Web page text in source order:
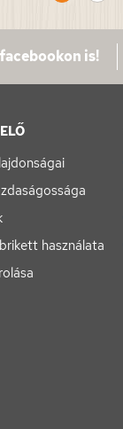
is!
használata